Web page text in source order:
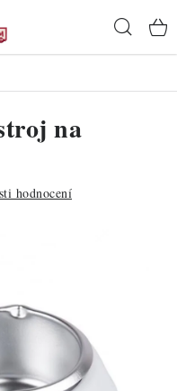
na
hodnocení